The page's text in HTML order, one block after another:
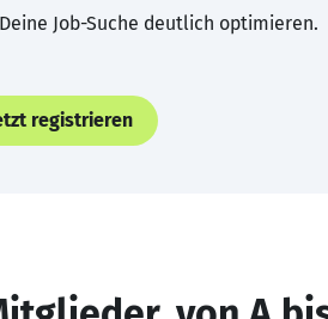
Job-Suche deutlich optimieren.
registrieren